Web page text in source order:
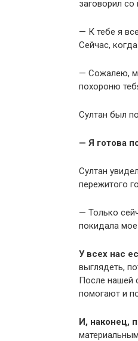
заговорил
— К тебе я
Сейчас,
— Сожалею,
похороню
Султан был
— Я готова
Султан
пережитого
— Только
покидала мое
У всех нас
выглядеть,
После нашей
помогают и
И, наконец,